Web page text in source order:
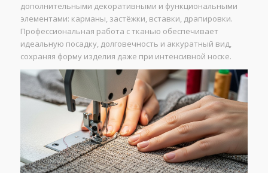
дополнительными декоративными и функциональными
элементами: карманы, застёжки, вставки, драпировки.
Профессиональная работа с тканью обеспечивает
идеальную посадку, долговечность и аккуратный вид,
сохраняя форму изделия даже при интенсивной носке.